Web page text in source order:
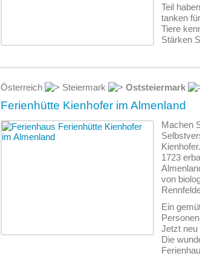
Teil
tanken
Tiere
Stärken
Österreich Steiermark Oststeiermark
Ferienhütte Kienhofer im Almenland
Machen
1723
von
Ein
Jetzt neu
Die